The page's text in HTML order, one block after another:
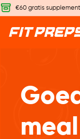
€60 gratis